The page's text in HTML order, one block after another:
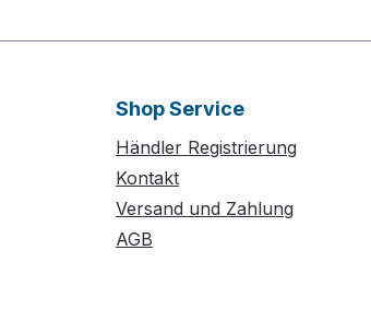
Shop Service
Händler Registrierung
Kontakt
Versand und Zahlung
AGB